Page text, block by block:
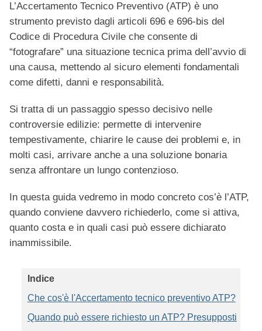
L’Accertamento Tecnico Preventivo (ATP) è uno
strumento previsto dagli articoli 696 e 696-bis del
Codice di Procedura Civile che consente di
“fotografare” una situazione tecnica prima dell’avvio di
una causa, mettendo al sicuro elementi fondamentali
come difetti, danni e responsabilità.
Si tratta di un passaggio spesso decisivo nelle
controversie edilizie: permette di intervenire
tempestivamente, chiarire le cause dei problemi e, in
molti casi, arrivare anche a una soluzione bonaria
senza affrontare un lungo contenzioso.
In questa guida vedremo in modo concreto cos’è l’ATP,
quando conviene davvero richiederlo, come si attiva,
quanto costa e in quali casi può essere dichiarato
inammissibile.
Indice
Che cos'è l'Accertamento tecnico preventivo ATP?
Quando può essere richiesto un ATP? Presupposti